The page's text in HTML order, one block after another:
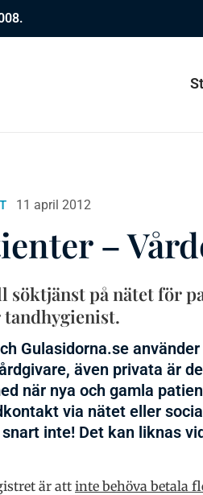
11 april 2012
–
söktjänst på nätet för
Gulasidorna.se
även privata är
när nya och gamla
via nätet eller
inte! Det kan liknas
är att inte behöva betala